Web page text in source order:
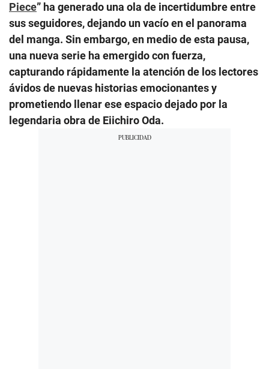
Piece” ha generado una ola de incertidumbre entre
sus seguidores, dejando un vacío en el panorama
del manga. Sin embargo, en medio de esta pausa,
una nueva serie ha emergido con fuerza,
capturando rápidamente la atención de los lectores
ávidos de nuevas historias emocionantes y
prometiendo llenar ese espacio dejado por la
legendaria obra de Eiichiro Oda.